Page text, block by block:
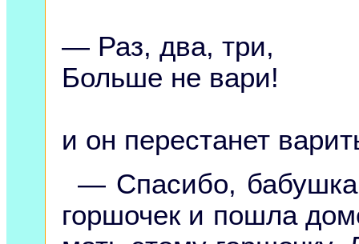
— Раз, два, три,
Больше не вари!
и он перестанет
— Спасибо,
горшочек и пошла